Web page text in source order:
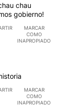
chau
gobierno!
MARCAR
COMO
INAPROPIADO
MARCAR
COMO
INAPROPIADO